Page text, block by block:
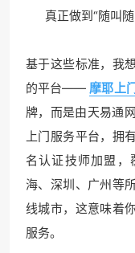
真正做到“随叫随
基于这些标准，我
的平台—— 摩耶上
牌，而是由天易通
上门服务平台，拥
名认证技师加盟
海、深圳、广州等
线城市，这意味着
服务。